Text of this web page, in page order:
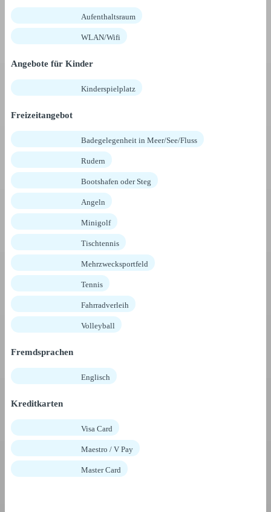
Aufenthaltsraum
WLAN/Wifi
Angebote für Kinder
Kinderspielplatz
Freizeitangebot
Badegelegenheit in Meer/See/Fluss
Rudern
Bootshafen oder Steg
Angeln
Minigolf
Tischtennis
Mehrzwecksportfeld
Tennis
Fahrradverleih
Volleyball
Fremdsprachen
Englisch
Kreditkarten
Visa Card
Maestro / V Pay
Master Card